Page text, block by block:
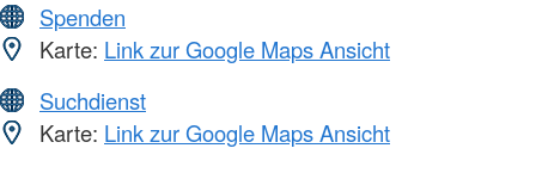
Spenden
Karte: Link zur Google Maps Ansicht
Suchdienst
Karte: Link zur Google Maps Ansicht